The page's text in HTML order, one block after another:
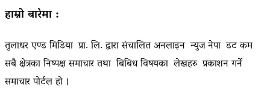
हाम्रो बारेमा :
तुलाधर एण्ड मिडिया प्रा. लि. द्वारा संचालित अनलाइन न्युज नेपा डट कम
सबै क्षेत्रका निष्पक्ष समाचार तथा बिबिध विषयका लेखहरु प्रकाशन गर्ने
समाचार पोर्टल हो ।